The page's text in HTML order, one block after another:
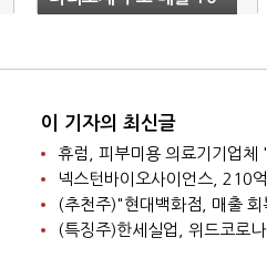
조 목표"
이 기자의 최신글
넥스턴바이오사이언스, 210
(추천주)"현대백화점, 매출
(특징주)한세실업, 위드코로